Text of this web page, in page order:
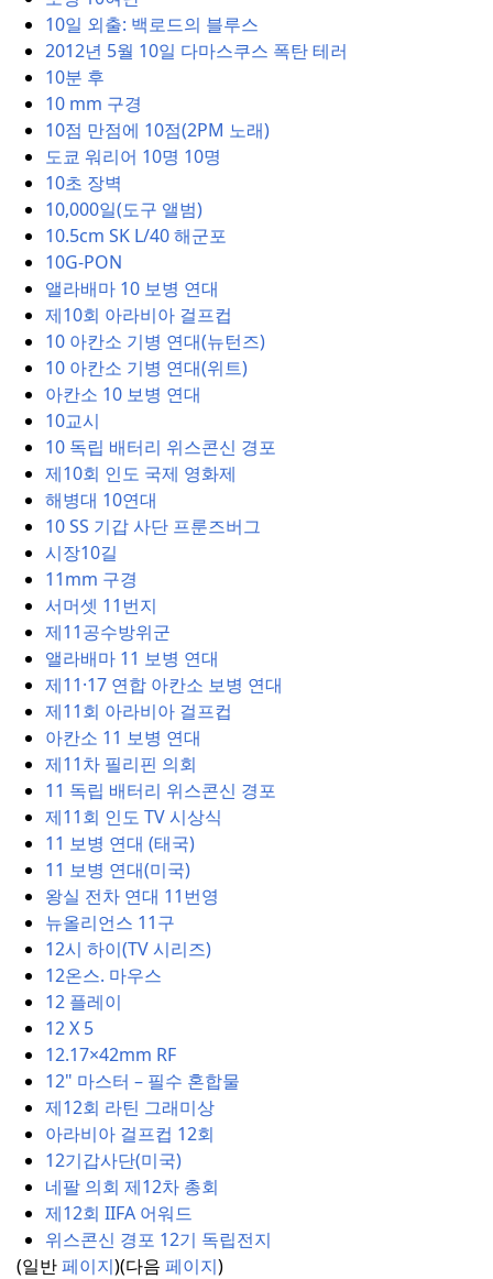
10일 외출: 백로드의 블루스
2012년 5월 10일 다마스쿠스 폭탄 테러
10분 후
10 mm 구경
10점 만점에 10점(2PM 노래)
도쿄 워리어 10명 10명
10초 장벽
10,000일(도구 앨범)
10.5cm SK L/40 해군포
10G-PON
앨라배마 10 보병 연대
제10회 아라비아 걸프컵
10 아칸소 기병 연대(뉴턴즈)
10 아칸소 기병 연대(위트)
아칸소 10 보병 연대
10교시
10 독립 배터리 위스콘신 경포
제10회 인도 국제 영화제
해병대 10연대
10 SS 기갑 사단 프룬즈버그
시장10길
11mm 구경
서머셋 11번지
제11공수방위군
앨라배마 11 보병 연대
제11·17 연합 아칸소 보병 연대
제11회 아라비아 걸프컵
아칸소 11 보병 연대
제11차 필리핀 의회
11 독립 배터리 위스콘신 경포
제11회 인도 TV 시상식
11 보병 연대 (태국)
11 보병 연대(미국)
왕실 전차 연대 11번영
뉴올리언스 11구
12시 하이(TV 시리즈)
12온스. 마우스
12 플레이
12 X 5
12.17×42mm RF
12" 마스터 – 필수 혼합물
제12회 라틴 그래미상
아라비아 걸프컵 12회
12기갑사단(미국)
네팔 의회 제12차 총회
제12회 IIFA 어워드
위스콘신 경포 12기 독립전지
(일반페이지)(다음 페이지)